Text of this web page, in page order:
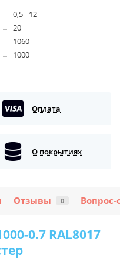
0,5 - 12
20
1060
1000
Оплата
О покрытиях
Отзывы 0 Вопрос-
0.7 RAL8017